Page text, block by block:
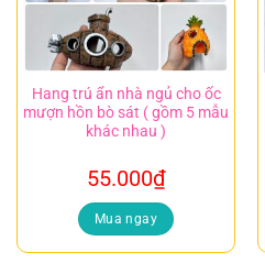
Hang trú ẩn nhà ngủ cho ốc
mượn hồn bò sát ( gồm 5 mẫu
khác nhau )
55.000₫
Mua ngay